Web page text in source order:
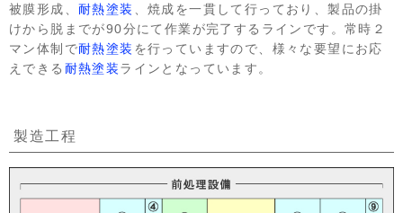
被膜形成、 耐熱塗装
、焼成を一貫して行っており、製品の掛
けから脱までが90分にて作業が完了するラインです。常時２
マン体制で耐熱塗装 を行っていますので、様々な要望にお応
えできる 耐熱塗装ラインとなっています。
製造工程